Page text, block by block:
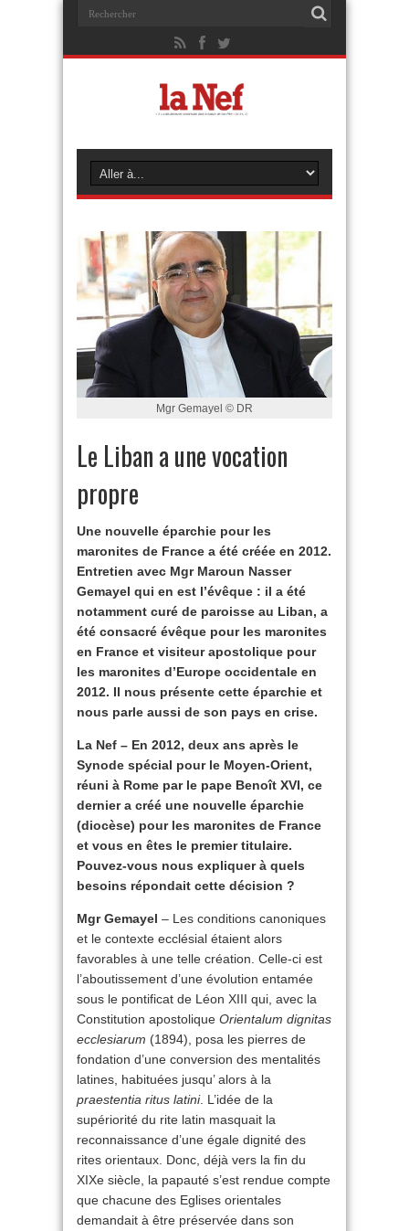
Mgr Gemayel © DR
Le Liban a une vocation
propre
Une nouvelle éparchie pour les
maronites de France a été créée en 2012.
Entretien avec Mgr Maroun Nasser
Gemayel qui en est l’évêque : il a été
notamment curé de paroisse au Liban, a
été consacré évêque pour les maronites
en France et visiteur apostolique pour
les maronites d’Europe occidentale en
2012. Il nous présente cette éparchie et
nous parle aussi de son pays en crise.
La Nef – En 2012, deux ans après le
Synode spécial pour le Moyen-Orient,
réuni à Rome par le pape Benoît XVI, ce
dernier a créé une nouvelle éparchie
(diocèse) pour les maronites de France
et vous en êtes le premier titulaire.
Pouvez-vous nous expliquer à quels
besoins répondait cette décision ?
Mgr Gemayel – Les conditions canoniques
et le contexte ecclésial étaient alors
favorables à une telle création. Celle-ci est
l’aboutissement d’une évolution entamée
sous le pontificat de Léon XIII qui, avec la
Constitution apostolique Orientalum dignitas
ecclesiarum (1894), posa les pierres de
fondation d’une conversion des mentalités
latines, habituées jusqu’ alors à la
praestentia ritus latini. L’idée de la
supériorité du rite latin masquait la
reconnaissance d’une égale dignité des
rites orientaux. Donc, déjà vers la fin du
XIXe siècle, la papauté s’est rendue compte
que chacune des Eglises orientales
demandait à être préservée dans son